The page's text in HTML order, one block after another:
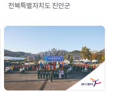
전북특별자치도 진안군